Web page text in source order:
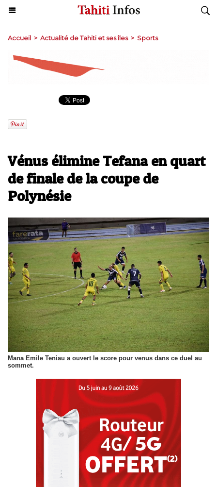
Accueil > Actualité de Tahiti et ses îles > Sports
Vénus élimine Tefana en quart
de finale de la coupe de
Polynésie
Mana Emile Teniau a ouvert le score pour venus dans ce duel au
sommet.